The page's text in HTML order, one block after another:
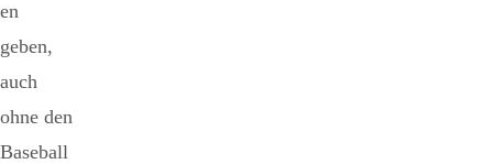
en
geben,
auch
ohne den
Baseball